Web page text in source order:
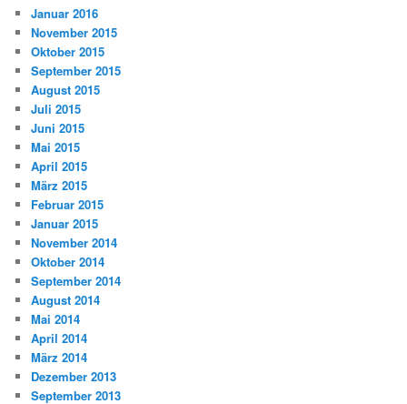
Januar 2016
November 2015
Oktober 2015
September 2015
August 2015
Juli 2015
Juni 2015
Mai 2015
April 2015
März 2015
Februar 2015
Januar 2015
November 2014
Oktober 2014
September 2014
August 2014
Mai 2014
April 2014
März 2014
Dezember 2013
September 2013